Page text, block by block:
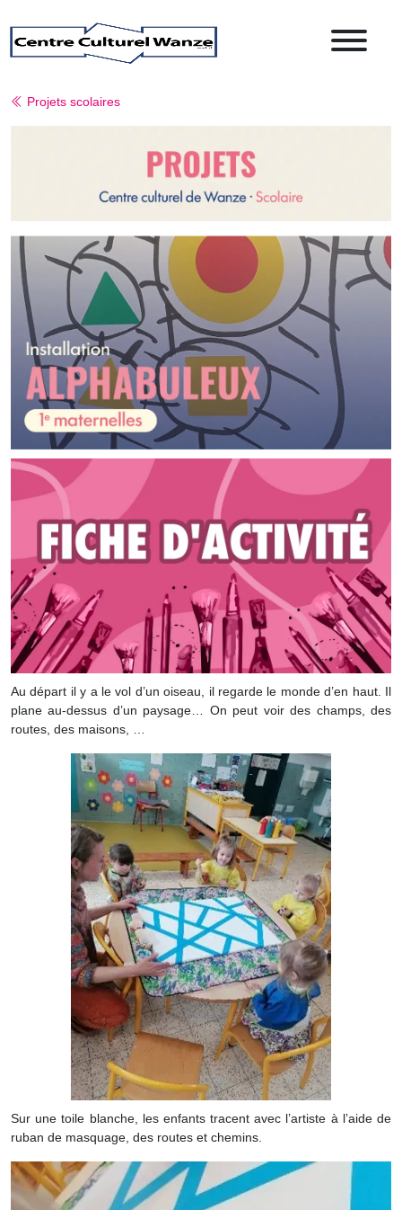
Projets scolaires
Au départ il y a le vol d’un oiseau, il regarde le monde d’en haut. Il
plane au-dessus d’un paysage… On peut voir des champs, des
routes, des maisons, …
Sur une toile blanche, les enfants tracent avec l’artiste à l’aide de
ruban de masquage, des routes et chemins.